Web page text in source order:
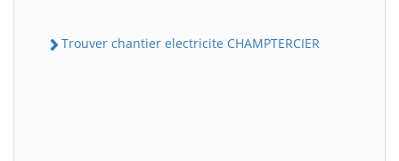
Trouver chantier electricite CHAMPTERCIER